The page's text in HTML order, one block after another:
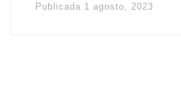
Publicada 1 agosto, 2023